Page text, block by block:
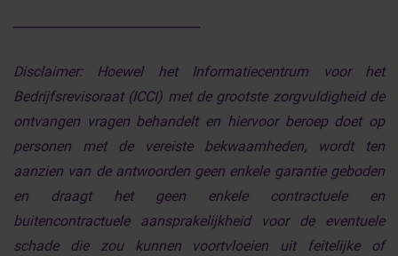
Disclaimer: Hoewel het Informatiecentrum voor het
Bedrijfsrevisoraat (ICCI) met de grootste zorgvuldigheid de
ontvangen vragen behandelt en hiervoor beroep doet op
personen met de vereiste bekwaamheden, wordt ten
aanzien van de antwoorden geen enkele garantie geboden
en draagt het geen enkele contractuele en
buitencontractuele aansprakelijkheid voor de eventuele
schade die zou kunnen voortvloeien uit feitelijke of